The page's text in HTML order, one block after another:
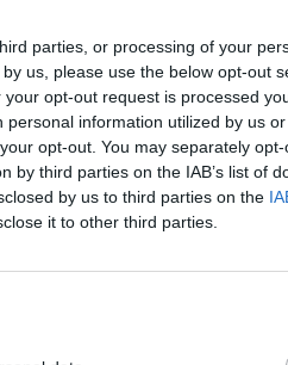
parties, or processing of your
us, please use the below opt-out
opt-out request is processed
information utilized by us
opt-out. You may separately
by third parties on the IAB’s list of
by us to third parties on the
it to other third parties.